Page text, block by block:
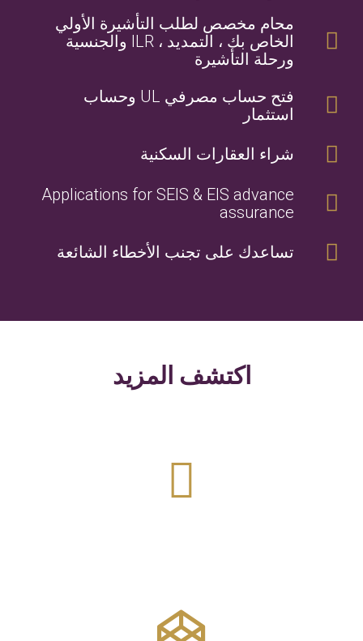
محام مخصص لطلب التأشيرة الأولي
الخاص بك ، التمديد ، ILR والجنسية
ورحلة التأشيرة
فتح حساب مصرفي UL وحساب
استثمار
شراء العقارات السكنية
Applications for SEIS & EIS advance
assurance
تساعدك على تجنب الأخطاء الشائعة
اكتشف المزيد